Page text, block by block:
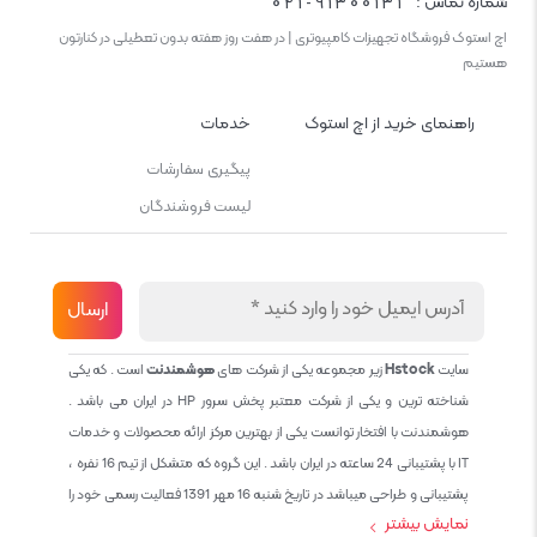
اچ استوک فروشگاه تجهیزات کامپیوتری | در هفت روز هفته بدون تعطیلی در کنارتون
هستیم
راهنمای خرید از اچ استوک خدمات
پیگیری سفارشات
لیست فروشندگان
سایتHstockزیر مجموعه یکی از شرکت هایهوشمندنتاست . که یکی
شناخته ترین و یکی از شرکت معتبر پخش سرور HP در ایران می باشد .
هوشمندنت با افتخار توانست یکی از بهترین مرکز ارائه محصولات و خدمات
IT با پشتیبانی 24 ساعته در ایران باشد . این گروه که متشکل از تیم 16 نفره ،
پشتیبانی و طراحی میباشد در تاریخ شنبه 16 مهر 1391 فعالیت رسمی خود را
نمایش بیشتر